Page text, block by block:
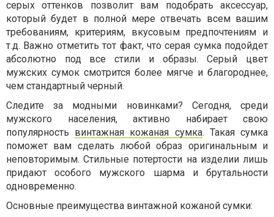
серых оттенков позволит вам подобрать аксессуар,
который будет в полной мере отвечать всем вашим
требованиям, критериям, вкусовым предпочтениям и
т.д. Важно отметить тот факт, что серая сумка подойдет
абсолютно под все стили и образы. Серый цвет
мужских сумок смотрится более мягче и благороднее,
чем стандартный черный.
Следите за модными новинками? Сегодня, среди
мужского населения, активно набирает свою
популярность винтажная кожаная сумка. Такая сумка
поможет вам сделать любой образ оригинальным и
неповторимым. Стильные потертости на изделии лишь
придают особого мужского шарма и брутальности
одновременно.
Основные преимущества винтажной кожаной сумки: